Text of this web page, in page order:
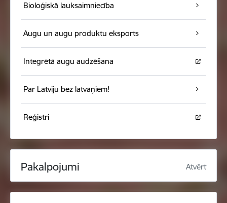
Bioloģiskā lauksaimniecība
Augu un augu produktu eksports
Integrētā augu audzēšana
Par Latviju bez latvāņiem!
Reģistri
Pakalpojumi Atvērt